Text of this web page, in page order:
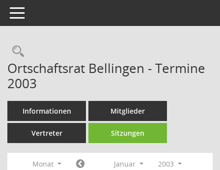
Toggle navigation
Rechercheauswahl
Ortschaftsrat Bellingen - Termine
2003
Informationen Mitglieder
Vertreter Sitzungen
Monat Januar
2003